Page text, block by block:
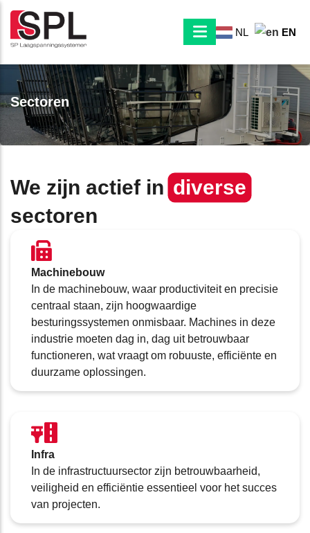
NL EN
Sectoren
We zijn actief in diverse
sectoren
Machinebouw
In de machinebouw, waar productiviteit en precisie
centraal staan, zijn hoogwaardige
besturingssystemen onmisbaar. Machines in deze
industrie moeten dag in, dag uit betrouwbaar
functioneren, wat vraagt om robuuste, efficiënte en
duurzame oplossingen.
Infra
In de infrastructuursector zijn betrouwbaarheid,
veiligheid en efficiëntie essentieel voor het succes
van projecten.